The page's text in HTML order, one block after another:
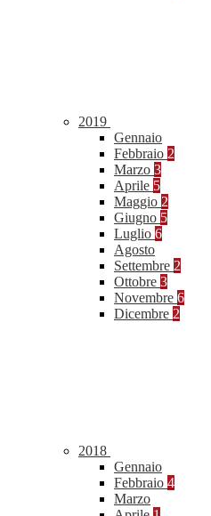
2019
Gennaio
Febbraio 2
Marzo 3
Aprile 5
Maggio 2
Giugno 5
Luglio 6
Agosto
Settembre 2
Ottobre 3
Novembre 6
Dicembre 2
2018
Gennaio
Febbraio 4
Marzo